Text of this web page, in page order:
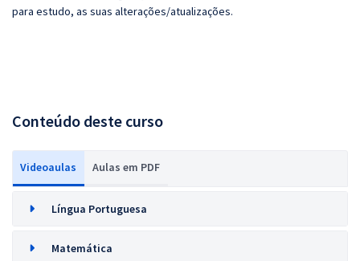
para estudo, as suas alterações/atualizações.
Conteúdo deste curso
Videoaulas Aulas em PDF
Língua Portuguesa
Matemática